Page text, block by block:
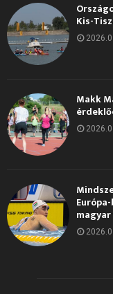
Kis-
Makk